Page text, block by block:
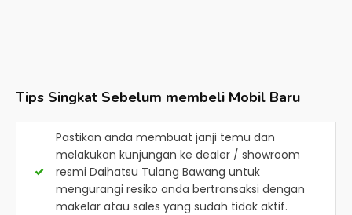
Tips Singkat Sebelum membeli Mobil Baru
Pastikan anda membuat janji temu dan
melakukan kunjungan ke dealer / showroom
resmi Daihatsu Tulang Bawang untuk
mengurangi resiko anda bertransaksi dengan
makelar atau sales yang sudah tidak aktif.